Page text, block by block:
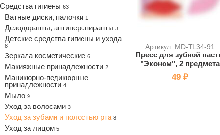
Средства гигиены 63
Ватные диски, палочки 1
Дезодоранты, антиперспиранты 3
Детские средства гигиены и ухода
8
Зеркала косметические 6
Макияжные принадлежности 2
Маникюрно-педикюрные
принадлежности 4
Мыло 9
Уход за волосами 3
Уход за зубами и полостью рта 8
Уход за лицом 5
Артикул: MD-TL34-91
Пресс для зубной
"Эконом", 2 предмета
49 ₽